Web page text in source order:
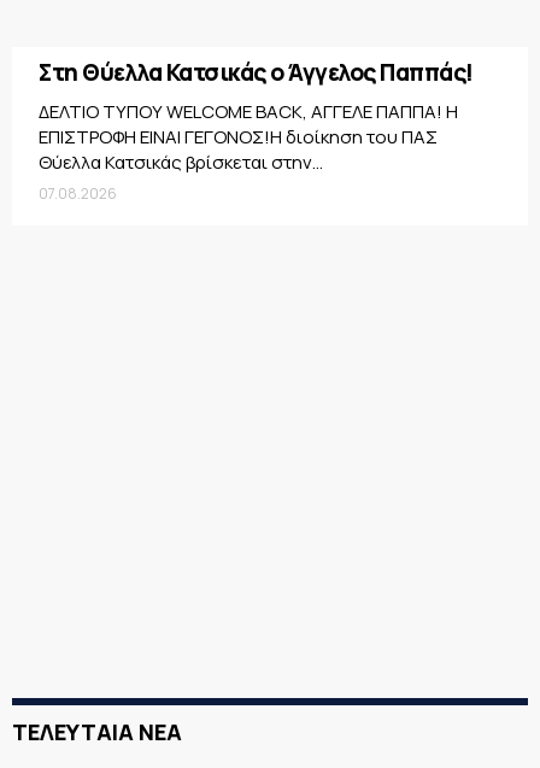
Στη Θύελλα Κατσικάς ο Άγγελος Παππάς!
ΔΕΛΤΙΟ ΤΥΠΟΥ WELCOME BACK, ΑΓΓΕΛΕ ΠΑΠΠΑ! Η
ΕΠΙΣΤΡΟΦΗ ΕΙΝΑΙ ΓΕΓΟΝΟΣ!Η διοίκηση του ΠΑΣ
Θύελλα Κατσικάς βρίσκεται στην...
07.08.2026
ΤΕΛΕΥΤΑΙΑ ΝΕΑ